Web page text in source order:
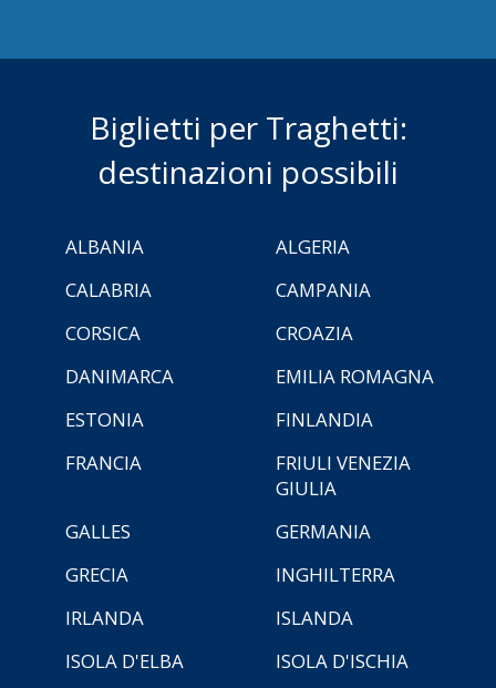
Biglietti per Traghetti:
destinazioni possibili
ALBANIA
ALGERIA
CALABRIA
CAMPANIA
CORSICA
CROAZIA
DANIMARCA
EMILIA ROMAGNA
ESTONIA
FINLANDIA
FRANCIA
FRIULI VENEZIA
GIULIA
GALLES
GERMANIA
GRECIA
INGHILTERRA
IRLANDA
ISLANDA
ISOLA D'ELBA
ISOLA D'ISCHIA